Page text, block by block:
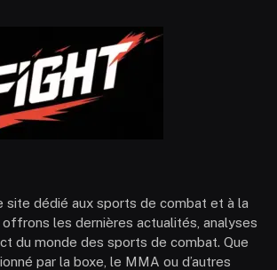
dédié aux sports de combat et à la
les dernières actualités, analyses
du monde des sports de combat. Que
par la boxe, le MMA ou d’autres